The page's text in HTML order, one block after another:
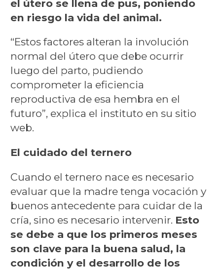
el útero se llena de pus, poniendo
en riesgo la vida del animal.
“Estos factores alteran la involución
normal del útero que debe ocurrir
luego del parto, pudiendo
comprometer la eficiencia
reproductiva de esa hembra en el
futuro”, explica el instituto en su sitio
web.
El cuidado del ternero
Cuando el ternero nace es necesario
evaluar que la madre tenga vocación y
buenos antecedente para cuidar de la
cría, sino es necesario intervenir. Esto
se debe a que los primeros meses
son clave para la buena salud, la
condición y el desarrollo de los